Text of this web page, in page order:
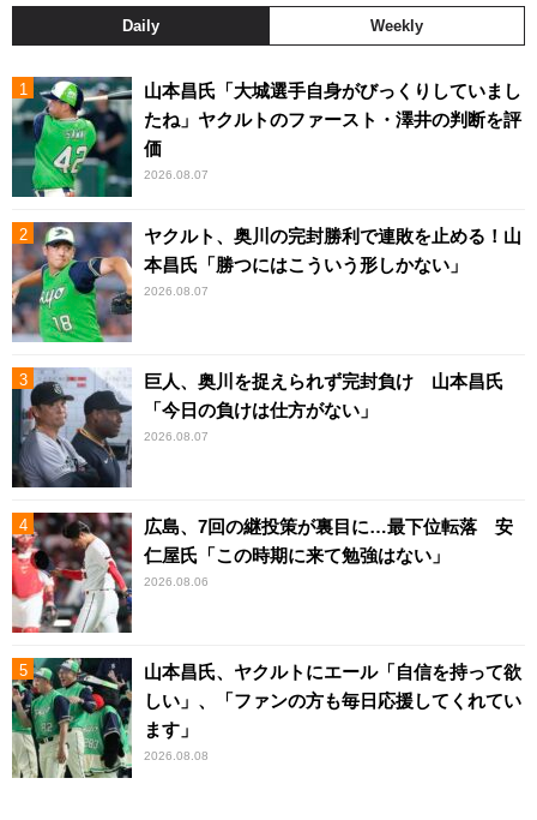
Daily Weekly
山本昌氏「大城選手自身がびっくりしていまし
たね」ヤクルトのファースト・澤井の判断を評
価
2026.08.07
ヤクルト、奥川の完封勝利で連敗を止める！山
本昌氏「勝つにはこういう形しかない」
2026.08.07
巨人、奥川を捉えられず完封負け 山本昌氏
「今日の負けは仕方がない」
2026.08.07
広島、7回の継投策が裏目に…最下位転落 安
仁屋氏「この時期に来て勉強はない」
2026.08.06
山本昌氏、ヤクルトにエール「自信を持って欲
しい」、「ファンの方も毎日応援してくれてい
ます」
2026.08.08